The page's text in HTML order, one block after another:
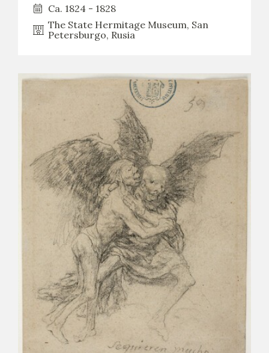
Ca. 1824 - 1828
The State Hermitage Museum, San
Petersburgo, Rusia